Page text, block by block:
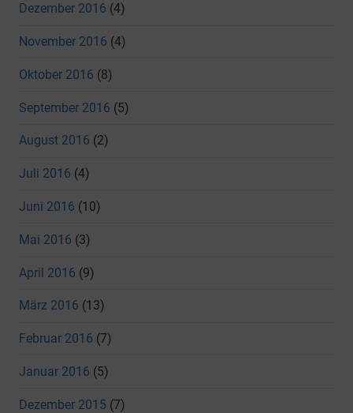
Dezember 2016 (4)
November 2016 (4)
Oktober 2016 (8)
September 2016 (5)
August 2016 (2)
Juli 2016 (4)
Juni 2016 (10)
Mai 2016 (3)
April 2016 (9)
März 2016 (13)
Februar 2016 (7)
Januar 2016 (5)
Dezember 2015 (7)